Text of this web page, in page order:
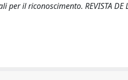
il riconoscimento. REVISTA DE